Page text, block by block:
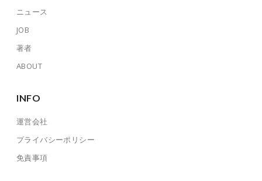
ニュース
JOB
著者
ABOUT
INFO
運営会社
プライバシーポリシー
免責事項